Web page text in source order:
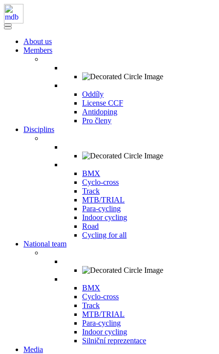
About us
Members
Oddíly
License CCF
Antidoping
Pro členy
Disciplins
BMX
Cyclo-cross
Track
MTB/TRIAL
Para-cycling
Indoor cycling
Road
Cycling for all
National team
BMX
Cyclo-cross
Track
MTB/TRIAL
Para-cycling
Indoor cycling
Silniční reprezentace
Media